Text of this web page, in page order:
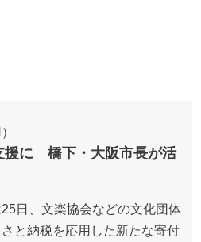
援に 橋下・大阪市長が活
日、文楽協会などの文化団体
と納税を応用した新たな寄付